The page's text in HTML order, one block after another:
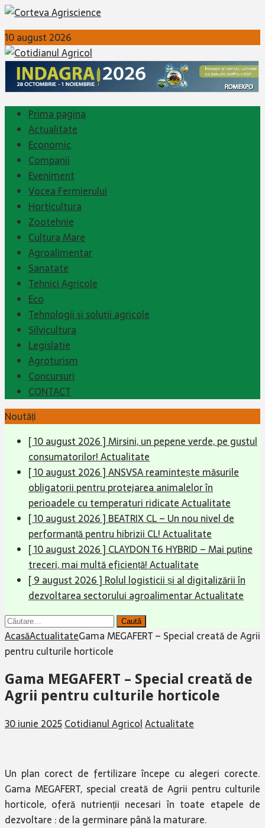
10 august 2026
Prima pagina
Actualitate
Economic
Companii
Eveniment
Vocea Fermierului
Horticultura
Zootehnie
Cultura Mare
Agroalimentar
Sanatate
Tehnici Agricole
Eco
Tehnologii şi soluţii agricole
Silvicultura
Legislatie
Agroturism
Concursuri
CONTACT
Noutăți
[ 10 august 2026 ]Mirsini, un pepene verde, pe gustul
consumatorilor!Actualitate
[ 10 august 2026 ]ANSVSA reamintește măsurile
obligatorii pentru protejarea animalelor în
perioadele cu temperaturi ridicateActualitate
[ 10 august 2026 ] BEATRIX CL – Un nou nivel de
performanță pentru hibrizii CL!Actualitate
[ 10 august 2026 ] CLAYDON T6 HYBRID – Mai puține
treceri, mai multă eficiență!Actualitate
[ 9 august 2026 ] Rolul logisticii și al digitalizării în
dezvoltarea sectorului agroalimentarActualitate
Caută
după:
AcasăActualitateGama MEGAFERT – Special creată de Agrii
pentru culturile horticole
Gama MEGAFERT – Special creată de
Agrii pentru culturile horticole
30 iunie 2025Cotidianul AgricolActualitate
Un plan corect de fertilizare începe cu alegeri corecte.
Gama MEGAFERT, special creată de Agrii pentru culturile
horticole, oferă nutrienții necesari în toate etapele de
dezvoltare : de la germinare până la maturare.